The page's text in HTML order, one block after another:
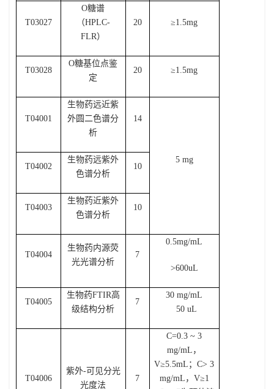
T03027
O糖谱
（HPLC-
FLR）
20 ≥1.5mg
T03028
O糖基位点鉴
定
20 ≥1.5mg
T04001
生物药远近紫
外圆二色谱分
析
14
5 mg
T04002
生物药远紫外
色谱分析
10
T04003
生物药近紫外
色谱分析
10
T04004
生物药内源荧
光光谱分析
7
0.5mg/mL
>600uL
T04005
生物药FTIR高
级结构分析
7
30 mg/mL
50 uL
T04006
紫外-可见分光
光度法
7
C=0.3 ~ 3
mg/mL ，
V≥5.5mL ；C> 3
mg/mL ， V≥1